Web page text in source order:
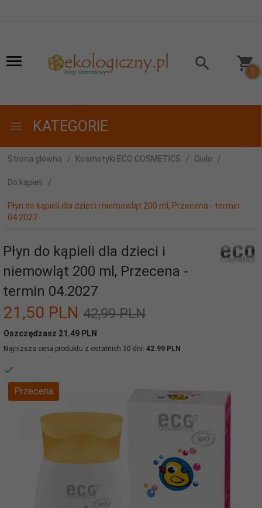
0
KATEGORIE
Strona główna Kosmetyki ECO COSMETICS Ciało
Do kąpieli
Płyn do kąpieli dla dzieci i niemowląt 200 ml, Przecena - termin
04.2027
Płyn do kąpieli dla dzieci i
niemowląt 200 ml, Przecena -
termin 04.2027
21,50 PLN 42,99 PLN
Oszczędzasz 21.49 PLN
Najniższa cena produktu z ostatnich 30 dni: 42.99 PLN
Przecena